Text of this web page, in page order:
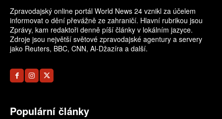
Zpravodajský online portál World News 24 vznikl za účelem
informovat o dění převážně ze zahraničí. Hlavní rubrikou jsou
Zprávy, kam redaktoři denně píší články v lokálním jazyce.
Zdroje jsou největší světové zpravodajské agentury a servery
jako Reuters, BBC, CNN, Al-Džazíra a další.
Populární články